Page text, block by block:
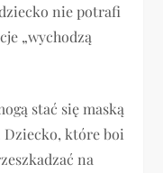
nie potrafi
„wychodzą
stać się maską
Dziecko, które boi
na